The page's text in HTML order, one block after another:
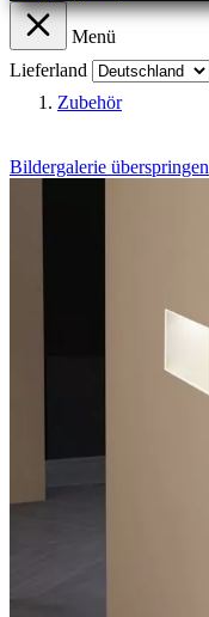
Menü
Lieferland
Zubehör
Bildergalerie überspringen